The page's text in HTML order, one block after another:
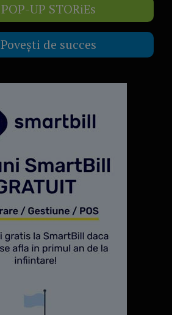
POP-UP STORiEs
Povești de succes